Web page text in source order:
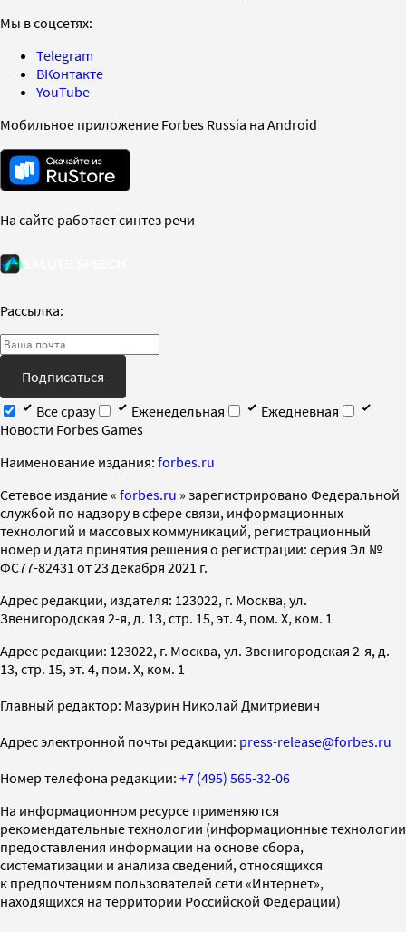
Мы в соцсетях:
Telegram
ВКонтакте
YouTube
Мобильное приложение Forbes Russia на Android
На сайте работает синтез речи
Рассылка:
Подписаться
Все сразу
Еженедельная
Ежедневная
Новости Forbes Games
Наименование издания: forbes.ru
Cетевое издание « forbes.ru » зарегистрировано Федеральной
службой по надзору в сфере связи, информационных
технологий и массовых коммуникаций, регистрационный
номер и дата принятия решения о регистрации: серия Эл №
ФС77-82431 от 23 декабря 2021 г.
Адрес редакции, издателя: 123022, г. Москва, ул.
Звенигородская 2-я, д. 13, стр. 15, эт. 4, пом. X, ком. 1
Адрес редакции: 123022, г. Москва, ул. Звенигородская 2-я, д.
13, стр. 15, эт. 4, пом. X, ком. 1
Главный редактор: Мазурин Николай Дмитриевич
Адрес электронной почты редакции: press-release@forbes.ru
Номер телефона редакции: +7 (495) 565-32-06
На информационном ресурсе применяются
рекомендательные технологии (информационные технологии
предоставления информации на основе сбора,
систематизации и анализа сведений, относящихся
к предпочтениям пользователей сети «Интернет»,
находящихся на территории Российской Федерации)